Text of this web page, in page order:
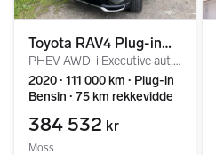
Toyota RAV4 Plug-in
Hybrid
PHEV AWD-i Executive aut, panorama m. elektrisk takluke
2020 ∙ 111 000 km ∙ Plug-in
Bensin ∙ 75 km rekkevidde
384 532 kr
Moss